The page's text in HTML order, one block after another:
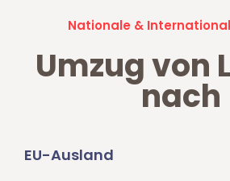
Nationale &
Umzug von
nach
EU-Ausland